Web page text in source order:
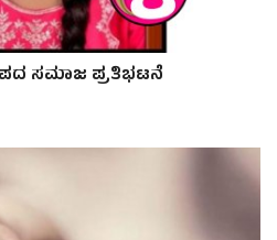
ಸಮಾಜ ಪ್ರತಿಭಟನೆ